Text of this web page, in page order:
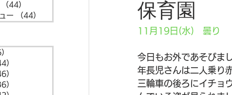
（44）
ー
（44）
）
）
）
保育園
11月19日(水)　曇り
今日もお外であそびま
年長児さんは二人乗り
三輪車の後ろにイチョ